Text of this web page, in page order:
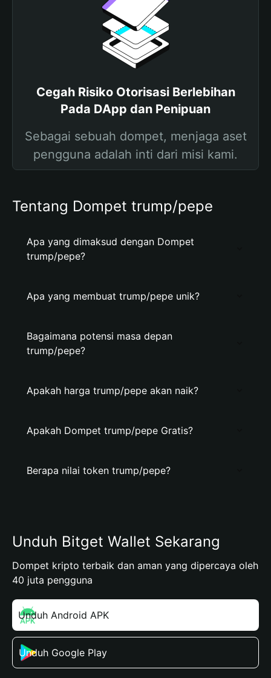
Cegah Risiko Otorisasi Berlebihan
Pada DApp dan Penipuan
Sebagai sebuah dompet, menjaga aset
pengguna adalah inti dari misi kami.
Tentang Dompet trump/pepe
Apa yang dimaksud dengan Dompet
trump/pepe?
Apa yang membuat trump/pepe unik?
Bagaimana potensi masa depan
trump/pepe?
Apakah harga trump/pepe akan naik?
Apakah Dompet trump/pepe Gratis?
Berapa nilai token trump/pepe?
Unduh Bitget Wallet Sekarang
Dompet kripto terbaik dan aman yang dipercaya oleh
40 juta pengguna
Unduh Android APK
Unduh Google Play